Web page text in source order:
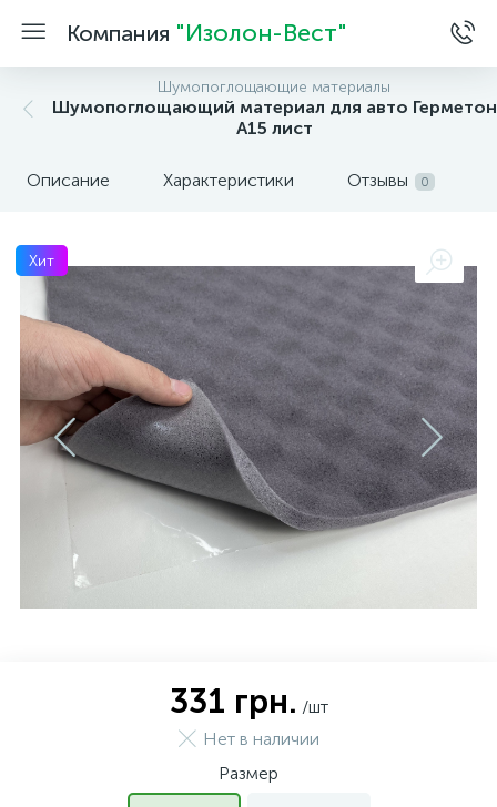
Компания "Изолон-Вест"
Шумопоглощающие материалы
Шумопоглощающий материал для авто Герметон
А15 лист
Описание Характеристики Отзывы 0
Хит
331 грн. /шт
Нет в наличии
Размер